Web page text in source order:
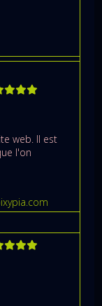
web. Il est
l'on